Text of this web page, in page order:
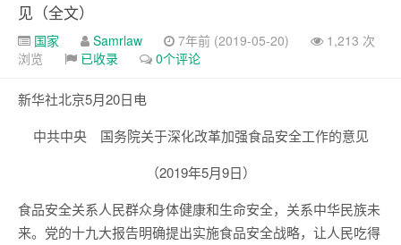
见（全文）
国家 Samrlaw 7年前 (2019-05-20)
1,213 次
浏览
已收录 0个评论
新华社北京5月20日电
中共中央 国务院关于深化改革加强食品安全工作的意见
（2019年5月9日）
食品安全关系人民群众身体健康和生命安全，关系中华民族未
来。党的十九大报告明确提出实施食品安全战略，让人民吃得